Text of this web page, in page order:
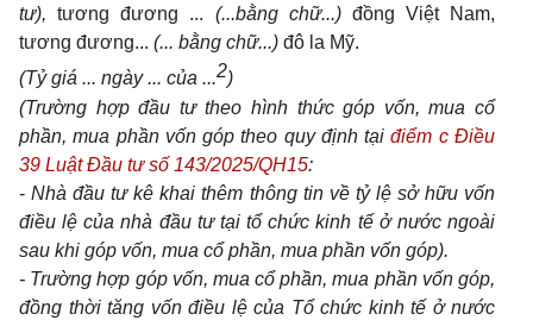
tư), tương đương ... (...bằng chữ...)đồng Việt Nam,
tương đương... (... bằng chữ...) đô la Mỹ.
(Tỷ giá ... ngày ... của ...2)
(Trường hợp đầu tư theo hình thức góp vốn, mua cổ
phần, mua phần vốn góp theo quy định tạiđiểm c Điều
39 Luật Đầu tư số 143/2025/QH15:
-Nhà đầu tư kê khai thêm thông tin về tỷ lệ sở hữu vốn
điều lệ của nhà đầu tư tại tổ chức kinh tế ở nước ngoài
sau khi góp vốn, mua cổ phần, mua phần vốn góp).
- Trường hợp góp vốn, mua cổ phần, mua phần vốn góp,
đồng thời tăng vốn điều lệ của Tổ chức kinh tế ở nước